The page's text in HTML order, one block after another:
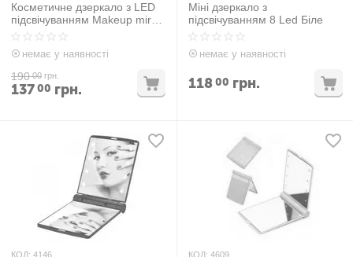
Косметичне дзеркало з LED
підсвічуванням Makeup mirror
with led light Рожевий
немає у наявності
190 00 грн.
13700 грн.
Міні дзеркало з
підсвічуванням 8 Led Біле
немає у наявності
11800 грн.
КОД: 4146 КОД: 4609